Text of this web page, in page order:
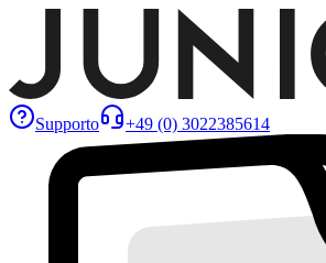
Supporto +49 (0) 3022385614